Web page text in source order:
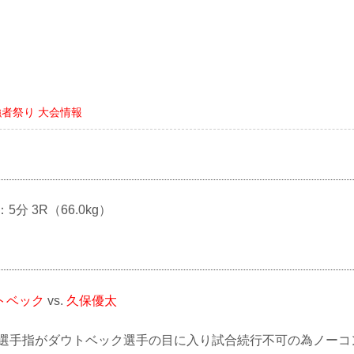
祭り 大会情報
5分 3R（66.0kg）
ベック vs. 久保優太
指がダウトベック選手の目に入り試合続行不可の為ノーコ